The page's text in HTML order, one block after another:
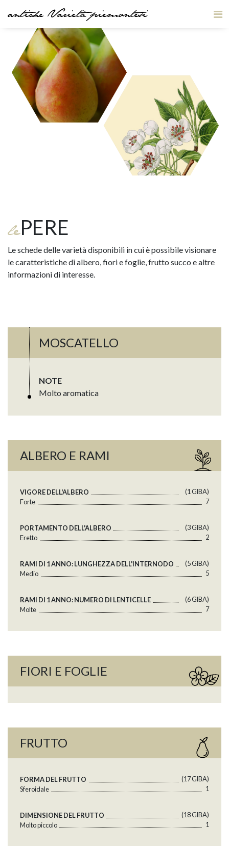
antiche Varietà piemontesi
lePERE
Le schede delle varietà disponibili in cui è possibile visionare
le caratteristiche di albero, fiori e foglie, frutto succo e altre
informazioni di interesse.
MOSCATELLO
NOTE
Molto aromatica
ALBERO E RAMI
VIGORE DELL'ALBERO
(1 GlBA)
Forte
7
PORTAMENTO DELL'ALBERO
(3 GlBA)
Eretto
2
RAMI DI 1 ANNO: LUNGHEZZA DELL'INTERNODO
(5 GlBA)
Medio
5
RAMI DI 1 ANNO: NUMERO DI LENTICELLE
(6 GlBA)
Molte
7
FIORI E FOGLIE
FRUTTO
FORMA DEL FRUTTO
(17 GlBA)
Sferoidale
1
DIMENSIONE DEL FRUTTO
(18 GlBA)
Molto piccolo
1